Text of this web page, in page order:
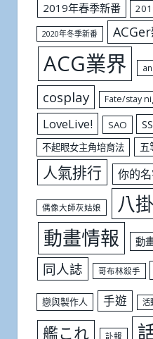
2019年春季新番
2020年冬季新番
ACG業界
cosplay Fate/stay
LoveLive! SAO
不起眼女主角培育法 五
人氣排行 你的
偶像大師灰姑娘 八掛
動畫情報 動
同人誌 哥布林殺手
戀與製作人 手遊 活
艦これ 訃報